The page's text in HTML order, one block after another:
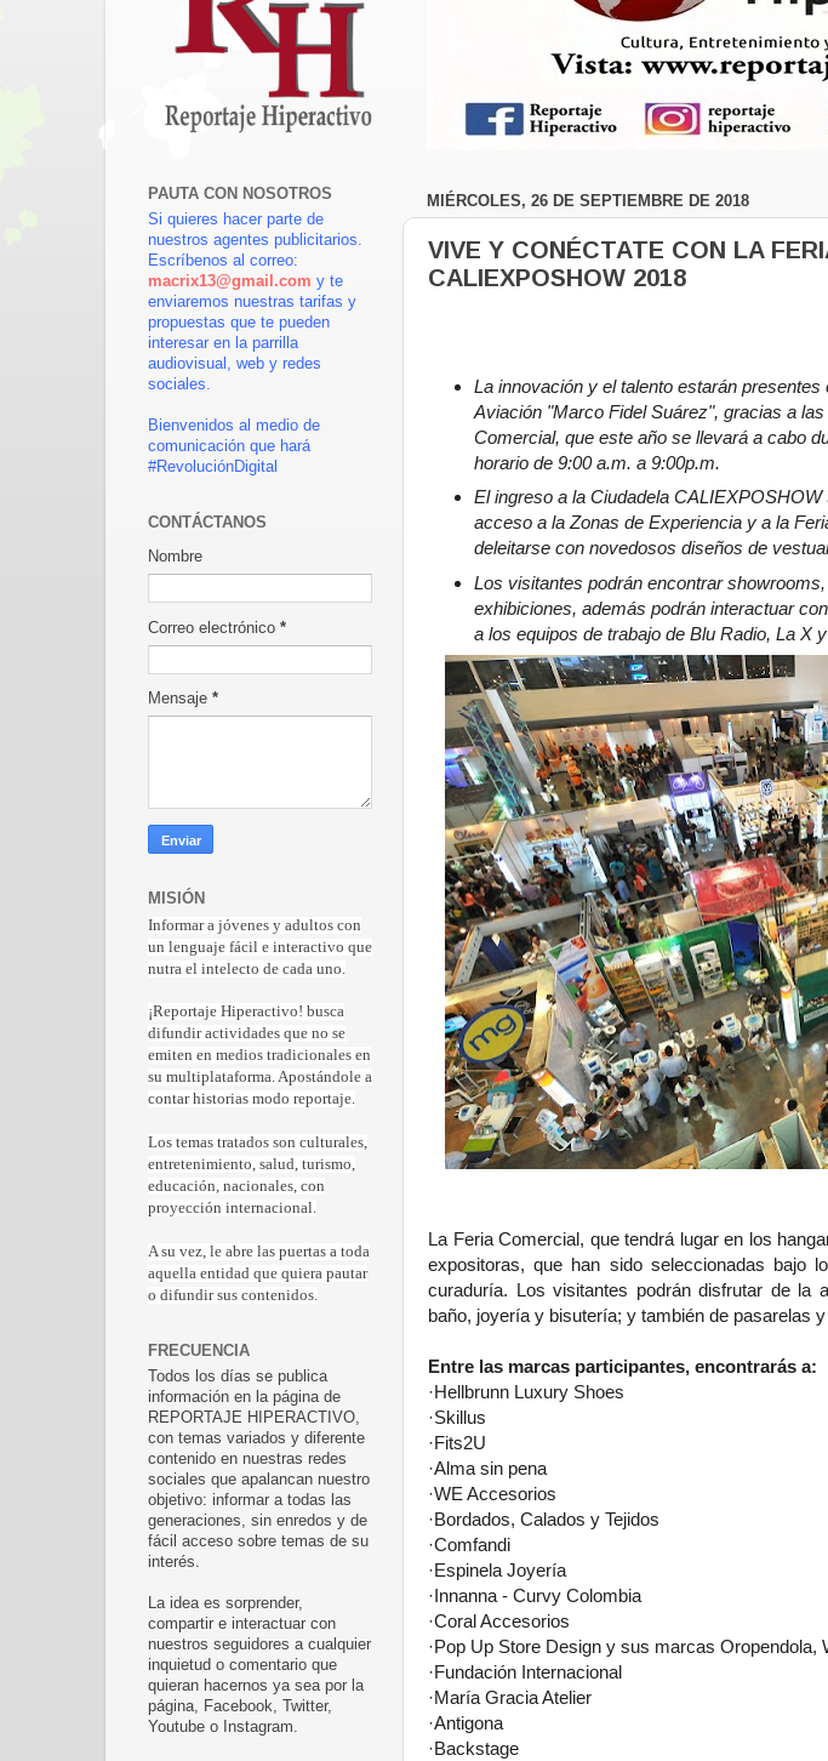
MIÉRCOLES, 26 DE SEPTIEMBRE DE 2018
VIVE Y CONÉCTATE CON LA
CALIEXPOSHOW 2018
La innovación y el talento estarán
Aviación "Marco Fidel Suárez", gracias a
Comercial, que este año se llevará a cabo
horario de 9:00 a.m. a 9:00p.m.
El ingreso a la Ciudadela
acceso a la Zonas de Experiencia y a la
deleitarse con novedosos diseños de
Los visitantes podrán encontrar
exhibiciones, además podrán interactuar
a los equipos de trabajo de Blu Radio, La X
La Feria Comercial, que tendrá lugar en los
expositoras, que han sido seleccionadas bajo
curaduría. Los visitantes podrán disfrutar de la
baño, joyería y bisutería; y también de pasarelas
Entre las marcas participantes, encontrarás a:
·Hellbrunn Luxury Shoes
·Skillus
·Fits2U
·Alma sin pena
·WE Accesorios
·Bordados, Calados y Tejidos
·Comfandi
·Espinela Joyería
·Innanna - Curvy Colombia
·Coral Accesorios
·Pop Up Store Design y sus marcas
·Fundación Internacional
·María Gracia Atelier
·Antigona
·Backstage
PAUTA CON NOSOTROS
Si quieres hacer parte de
nuestros agentes publicitarios.
Escríbenos al correo:
macrix13@gmail.com y te
enviaremos nuestras tarifas y
propuestas que te pueden
interesar en la parrilla
audiovisual, web y redes
sociales.
Bienvenidos al medio de
comunicación que hará
#RevoluciónDigital
CONTÁCTANOS
Nombre
Correo electrónico *
Mensaje *
MISIÓN
Informar a jóvenes y adultos con
un lenguaje fácil e interactivo que
nutra el intelecto de cada uno.
¡Reportaje Hiperactivo! busca
difundir actividades que no se
emiten en medios tradicionales en
su multiplataforma. Apostándole a
contar historias modo reportaje.
Los temas tratados son culturales,
entretenimiento, salud, turismo,
educación, nacionales, con
proyección internacional.
A su vez, le abre las puertas a toda
aquella entidad que quiera pautar
o difundir sus contenidos.
FRECUENCIA
Todos los días se publica
información en la página de
REPORTAJE HIPERACTIVO,
con temas variados y diferente
contenido en nuestras redes
sociales que apalancan nuestro
objetivo: informar a todas las
generaciones, sin enredos y de
fácil acceso sobre temas de su
interés.
La idea es sorprender,
compartir e interactuar con
nuestros seguidores a cualquier
inquietud o comentario que
quieran hacernos ya sea por la
página, Facebook, Twitter,
Youtube o Instagram.